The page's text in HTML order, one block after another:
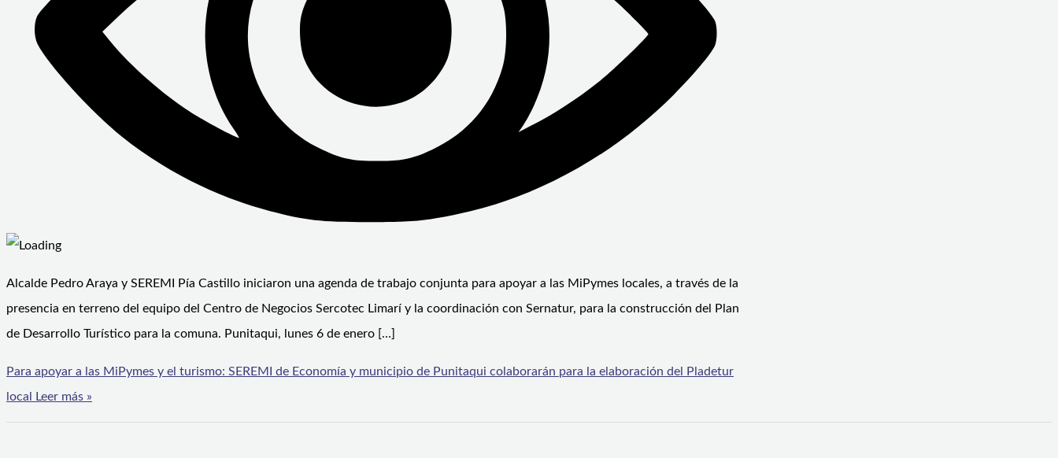
Alcalde Pedro Araya y SEREMI Pía Castillo iniciaron una agenda de trabajo conjunta para apoyar a las MiPymes locales, a través de la
presencia en terreno del equipo del Centro de Negocios Sercotec Limarí y la coordinación con Sernatur, para la construcción del Plan
de Desarrollo Turístico para la comuna. Punitaqui, lunes 6 de enero […]
Para apoyar a las MiPymes y el turismo: SEREMI de Economía y municipio de Punitaqui colaborarán para la elaboración del Pladetur
local
Leer más »